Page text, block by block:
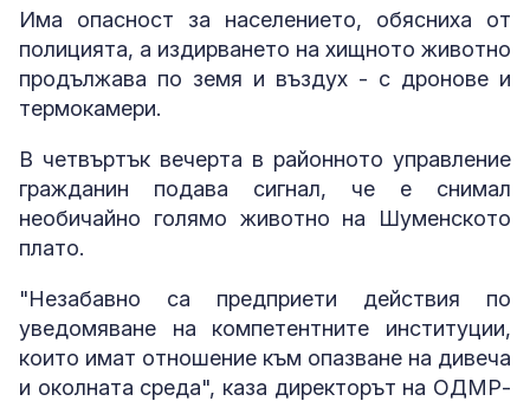
Има опасност за населението, обясниха от
полицията, а издирването на хищното животно
продължава по земя и въздух - с дронове и
термокамери.
В четвъртък вечерта в районното управление
гражданин подава сигнал, че е снимал
необичайно голямо животно на Шуменското
плато.
"Незабавно са предприети действия по
уведомяване на компетентните институции,
които имат отношение към опазване на дивеча
и околната среда", каза директорът на ОДМР-